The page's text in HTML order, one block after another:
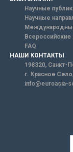
Научные
Научные
Всероссийские
FAQ
НАШИ КОНТАКТЫ
198320, Санкт-
г. Красное
info@euroasia-